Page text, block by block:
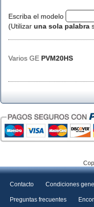
Escriba el modelo
(Utilizar una sola palabra
Varios GE PVM20HS
Contacto Condiciones
Preguntas frecuentes